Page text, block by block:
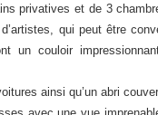
privatives et de 3
qui peut être
un couloir
ainsi qu’un abri